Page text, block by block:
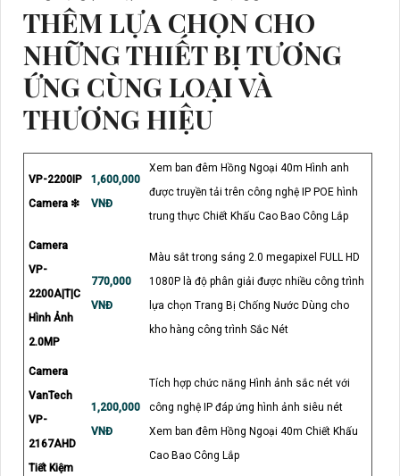
THÊM LỰA CHỌN CHO
NHỮNG THIẾT BỊ TƯƠNG
ỨNG CÙNG LOẠI VÀ
THƯƠNG HIỆU
VP-2200IP
Camera ❇
1,600,000
VNĐ
Xem ban đêm Hồng Ngoại 40m Hình anh
được truyền tải trên công nghệ IP POE hình
trung thực Chiết Khấu Cao Bao Công Lắp
Camera
VP-
2200A|T|C
Hình Ảnh
2.0MP
770,000
VNĐ
Màu sắt trong sáng 2.0 megapixel FULL HD
1080P là độ phân giải được nhiều công trình
lựa chọn Trang Bị Chống Nước Dùng cho
kho hàng công trình Sắc Nét
Camera
VanTech
VP-
2167AHD
Tiết Kiệm
1,200,000
VNĐ
Tích hợp chức năng Hình ảnh sắc nét với
công nghệ IP đáp ứng hình ảnh siêu nét
Xem ban đêm Hồng Ngoại 40m Chiết Khấu
Cao Bao Công Lắp